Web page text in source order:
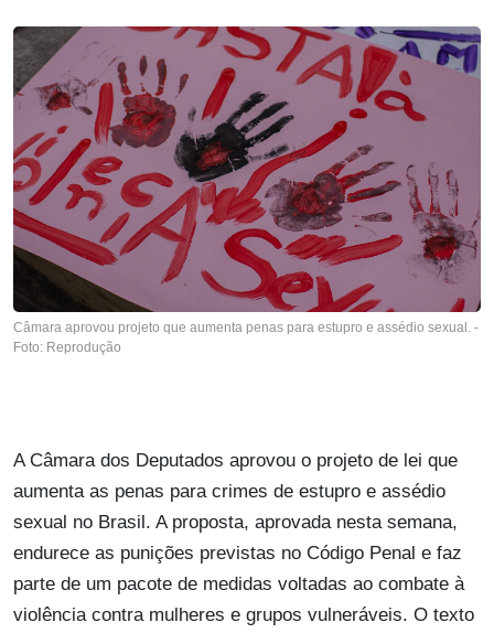
Câmara aprovou projeto que aumenta penas para estupro e assédio sexual. -
Foto: Reprodução
A Câmara dos Deputados aprovou o projeto de lei que
aumenta as penas para crimes de estupro e assédio
sexual no Brasil. A proposta, aprovada nesta semana,
endurece as punições previstas no Código Penal e faz
parte de um pacote de medidas voltadas ao combate à
violência contra mulheres e grupos vulneráveis. O texto